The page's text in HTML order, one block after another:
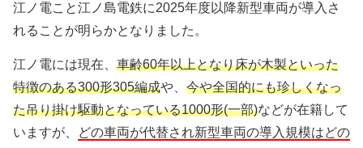
江ノ電こと江ノ島電鉄に2025年度以降新型車両が導入さ
れることが明らかとなりました。
江ノ電には現在、 車齢60年以上となり床が木製といった
特徴のある300形305編成や、 今や全国的にも珍しくなっ
た吊り掛け駆動となっている1000形(一部)などが在籍して
いますが、
どの車両が代替され新型車両の導入規模はどの